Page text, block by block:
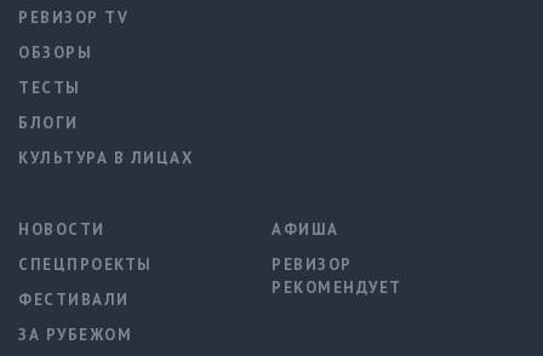
РЕВИЗОР TV
ОБЗОРЫ
ТЕСТЫ
БЛОГИ
КУЛЬТУРА В ЛИЦАХ
НОВОСТИ
СПЕЦПРОЕКТЫ
ФЕСТИВАЛИ
ЗА РУБЕЖОМ
АФИША
РЕВИЗОР
РЕКОМЕНДУЕТ